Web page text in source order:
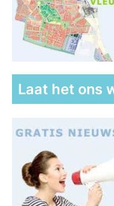
Laat het ons